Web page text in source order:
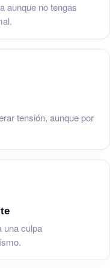
aunque no tengas
tensión, aunque por
una culpa